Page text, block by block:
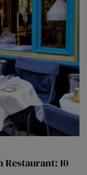
Restaurant: 10